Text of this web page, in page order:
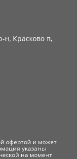
н, Красково п,
офертой и может
указаны
на момент